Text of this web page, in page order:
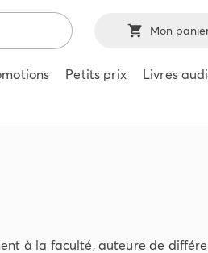
Mon
Petits prix Livres
à la faculté, auteure de